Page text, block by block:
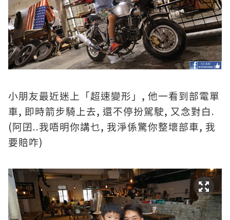
小朋友最近迷上「超速變形」 , 他一看到部電單
車, 即時箭步騎上去, 還不停扮駕駛, 又念對白 .
( 阿囝 ..我唔明你講乜, 我淨係驚你整壞部車, 我
要賠咋)